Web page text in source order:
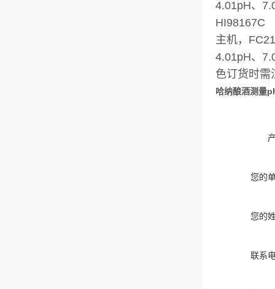
4.01pH、
HI98167C
主机，
4.01pH、
色订货时需
哈纳酿酒测量
您的
您的
联系